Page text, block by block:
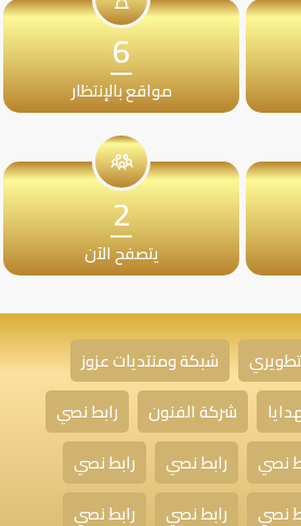
6
مواقع بالإنتظار
2
يتصفح الآن
شبكة ومنتديات عزوز
شركة الفنون
رابط نصي
نصي رابط نصي
رابط نصي
نصي رابط نصي رابط نصي